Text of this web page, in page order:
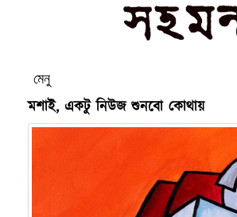
মেনু
মশাই, একটু নিউজ শুনবো কোথায়